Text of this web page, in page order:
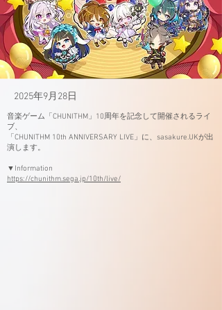
2025年9月28日
音楽ゲーム「CHUNITHM」10周年を記念して開催されるライ
ブ、
「CHUNITHM 10th ANNIVERSARY LIVE」に、sasakure.UKが出
演します。
▼Information
https://chunithm.sega.jp/10th/live/